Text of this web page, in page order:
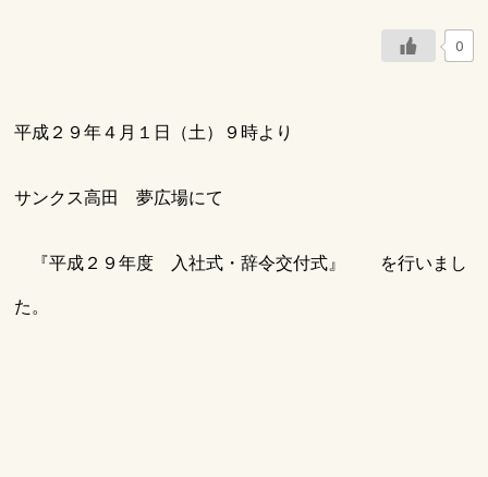
0
平成２９年４月１日（土）９時より
サンクス高田 夢広場にて
『平成２９年度 入社式・辞令交付式』 を行いまし
た。